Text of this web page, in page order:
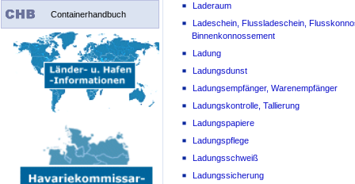
Containerhandbuch
Laderaum
Ladeschein, Flussladeschein,
Binnenkonnossement
Ladung
Ladungsdunst
Ladungsempfänger, Warenempfänger
Ladungskontrolle, Tallierung
Ladungspapiere
Ladungspflege
Ladungsschweiß
Ladungssicherung